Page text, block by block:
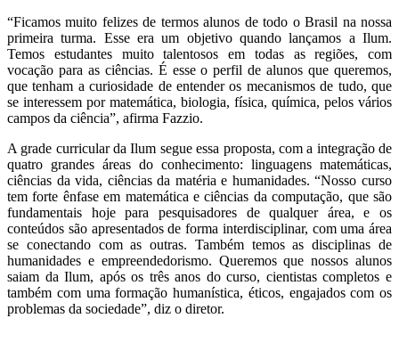
“Ficamos muito felizes de termos alunos de todo o Brasil na nossa
primeira turma. Esse era um objetivo quando lançamos a Ilum.
Temos estudantes muito talentosos em todas as regiões, com
vocação para as ciências. É esse o perfil de alunos que queremos,
que tenham a curiosidade de entender os mecanismos de tudo, que
se interessem por matemática, biologia, física, química, pelos vários
campos da ciência”, afirma Fazzio.
A grade curricular da Ilum segue essa proposta, com a integração de
quatro grandes áreas do conhecimento: linguagens matemáticas,
ciências da vida, ciências da matéria e humanidades. “Nosso curso
tem forte ênfase em matemática e ciências da computação, que são
fundamentais hoje para pesquisadores de qualquer área, e os
conteúdos são apresentados de forma interdisciplinar, com uma área
se conectando com as outras. Também temos as disciplinas de
humanidades e empreendedorismo. Queremos que nossos alunos
saiam da Ilum, após os três anos do curso, cientistas completos e
também com uma formação humanística, éticos, engajados com os
problemas da sociedade”, diz o diretor.